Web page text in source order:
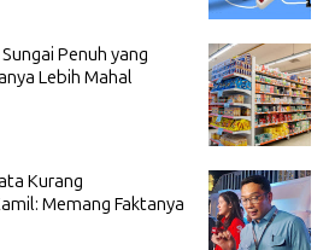
Penuh yang
Lebih Mahal
Kurang
Memang Faktanya